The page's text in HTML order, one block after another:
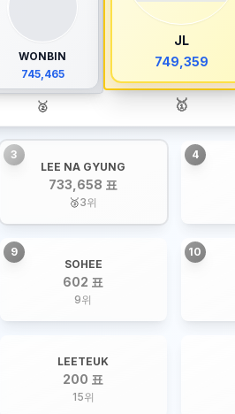
WONBIN
745,465
🥈
JL
749,359
🥇
3
LEE NA GYUNG
733,658 표
🥉3위
4
9
SOHEE
602 표
9위
10
LEETEUK
200 표
15위